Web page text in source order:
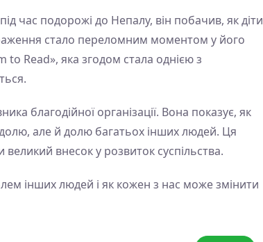
час подорожі до Непалу, він побачив, як діти
стало переломним моментом у його
to Read», яка згодом стала однією з
благодійної організації. Вона показує, як
але й долю багатьох інших людей. Ця
внесок у розвиток суспільства.
інших людей і як кожен з нас може змінити